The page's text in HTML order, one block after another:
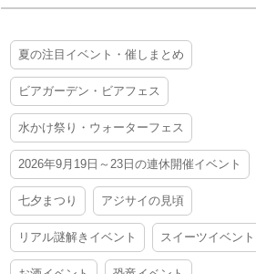
夏の注目イベント・催しまとめ
ビアガーデン・ビアフェス
水かけ祭り・ウォーターフェス
2026年9月19日～23日の連休開催イベント
七夕まつり アジサイの見頃
リアル謎解きイベント スイーツイベント